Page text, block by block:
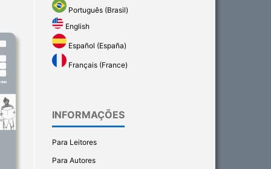
Português (Brasil)
English
Español (España)
Français (France)
INFORMAÇÕES
Para Leitores
Para Autores